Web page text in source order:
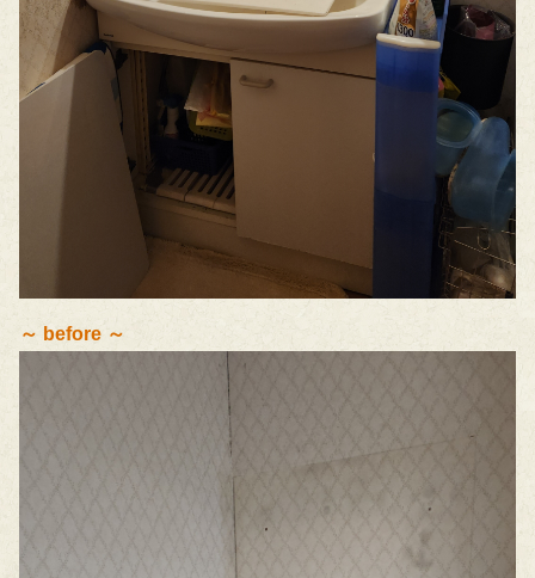
～ before ～